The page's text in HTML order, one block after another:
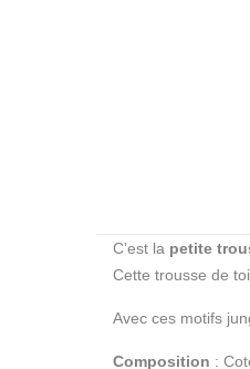
C’est la petite
Cette trousse de
Avec ces motifs
Composition :